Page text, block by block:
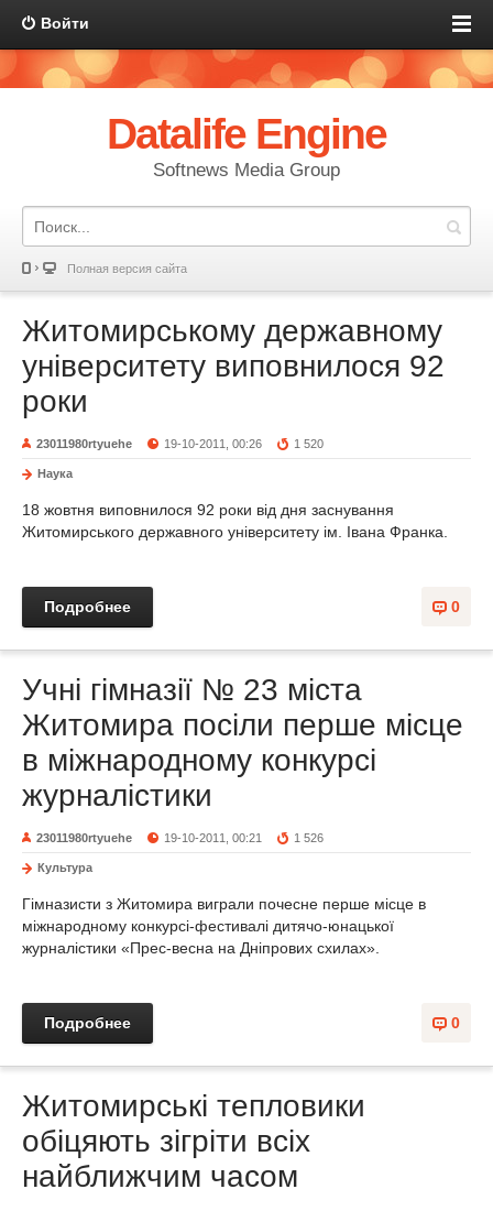
Войти
Datalife Engine
Softnews Media Group
Полная версия сайта
Житомирському державному
університету виповнилося 92
роки
23011980rtyuehe 19-10-2011, 00:26 1 520
Наука
18 жовтня виповнилося 92 роки від дня заснування
Житомирського державного університету ім. Івана Франка.
0
Подробнее
Учні гімназії № 23 міста
Житомира посіли перше місце
в міжнародному конкурсі
журналістики
23011980rtyuehe 19-10-2011, 00:21 1 526
Культура
Гімназисти з Житомира виграли почесне перше місце в
міжнародному конкурсі-фестивалі дитячо-юнацької
журналістики «Прес-весна на Дніпрових схилах».
0
Подробнее
Житомирські тепловики
обіцяють зігріти всіх
найближчим часом